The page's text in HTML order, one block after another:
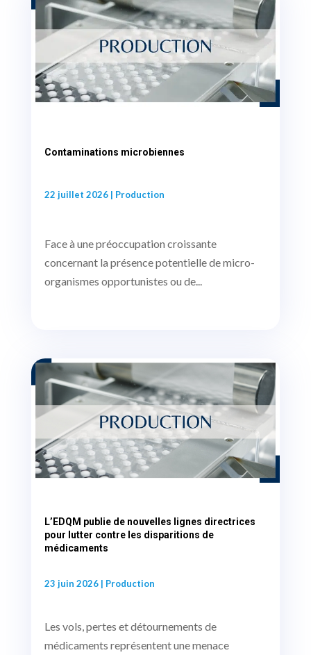
Contaminations microbiennes
22 juillet 2026| Production
Face à une préoccupation croissante
concernant la présence potentielle de micro-
organismes opportunistes ou de...
L’EDQM publie de nouvelles lignes directrices
pour lutter contre les disparitions de
médicaments
23 juin 2026| Production
Les vols, pertes et détournements de
médicaments représentent une menace